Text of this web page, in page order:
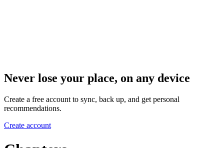
Never lose your place, on any device
Create a free account to sync, back up, and get personal
recommendations.
Create account